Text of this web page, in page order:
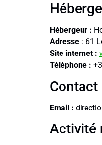
Hébergeur :
Adresse : 61
Site internet :
Téléphone :
Contact
Email :
Activité